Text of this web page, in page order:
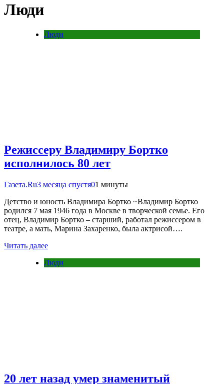
Люди
Люди
Режиссеру Владимиру Бортко
исполнилось 80 лет
Газета.Ru3 месяца спустя01 минуты
Детство и юность Владимира Бортко ~Владимир Бортко
родился 7 мая 1946 года в Москве в творческой семье. Его
отец, Владимир Бортко – старший, работал режиссером в
театре, а мать, Марина Захаренко, была актрисой….
Читать далее
Люди
20 лет назад умер знаменитый